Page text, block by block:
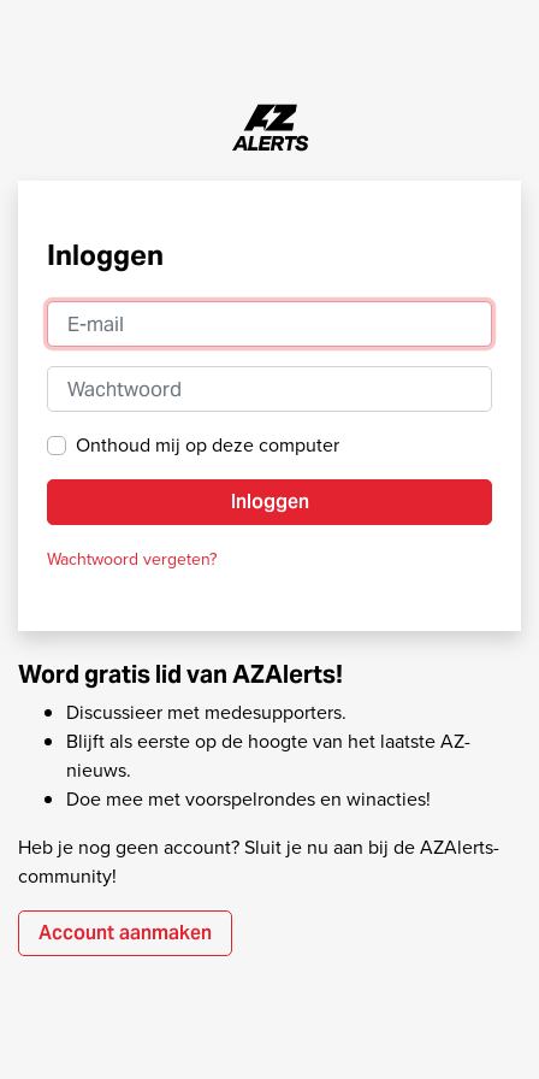
Inloggen
E-mail
Wachtwoord
Onthoud mij op deze computer
Inloggen
Wachtwoord vergeten?
Word gratis lid van AZAlerts!
Discussieer met medesupporters.
Blijft als eerste op de hoogte van het laatste AZ-
nieuws.
Doe mee met voorspelrondes en winacties!
Heb je nog geen account? Sluit je nu aan bij de AZAlerts-
community!
Account aanmaken